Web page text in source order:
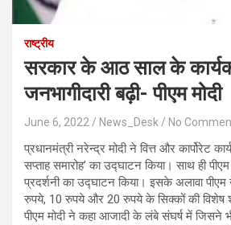
राष्ट्रीय
सरकार के आठ साल के
जनभागीदारी बढ़ी- पीएम मोदी
June 6, 2022 News_Desk No
प्रधानमंत्री नरेन्द्र मोदी ने वित्त और कार्पोरेट
सप्ताह समारोह’ का उद्घाटन किया। साथ ही
प्रदर्शनी का उद्घाटन किया। इसके अलावा
रुपये, 10 रुपये और 20 रुपये के सिक्कों की विशेष
पीएम मोदी ने कहा आजादी के लंबे संघर्ष में जिसने